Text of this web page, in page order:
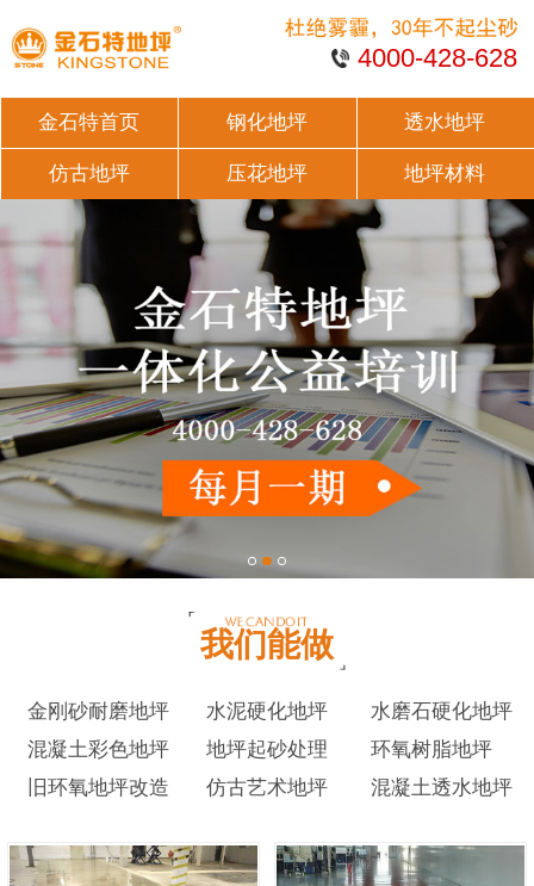
4000-428-628
金石特首页 钢化地坪 透水地坪
仿古地坪 压花地坪 地坪材料
我们能做
金刚砂耐磨地坪 水泥硬化地坪
水磨石硬化地坪
混凝土彩色地坪
地坪起砂处理
环氧树脂地坪
旧环氧地坪改造
仿古艺术地坪 混凝土透水地坪